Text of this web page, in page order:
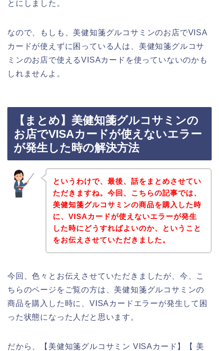
とにしました。
なので、もしも、美健知箋グルコサミンのお店でVISA
カードが使えずに困っている人は、美健知箋グルコサ
ミンのお店で使えるVISAカードを使っていないのかも
しれませんよ。
【まとめ】美健知箋グルコサミンの
お店でVISAカードが使えないエラー
が発生した時の解決方法
というわけで、最後、話をまとめさせてい
ただきますね。今回、こちらの記事では、
美健知箋グルコサミンの商品を購入した時
に、VISAカードが使えないエラーが発生
した時にどうすればよいのか、ということ
をお伝えさせていただきました。
今回、色々とお伝えさせていただきましたが、今、こ
ちらのページをご覧の方は、美健知箋グルコサミンの
商品を購入した時に、VISAカードエラーが発生して困
った状態になった人だと思います。
だから、【美健知箋グルコサミン VISAカード】【 美